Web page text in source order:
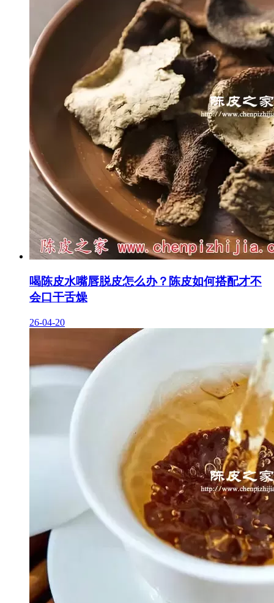
喝陈皮水嘴唇脱皮怎么办？陈皮如何搭配才不
会口干舌燥
26-04-20